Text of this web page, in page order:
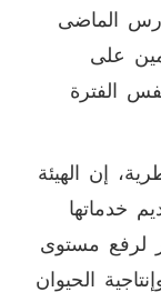
الماضى
على
الفترة
إن الهيئة
خدماتها
لرفع مستوى
الحيوان